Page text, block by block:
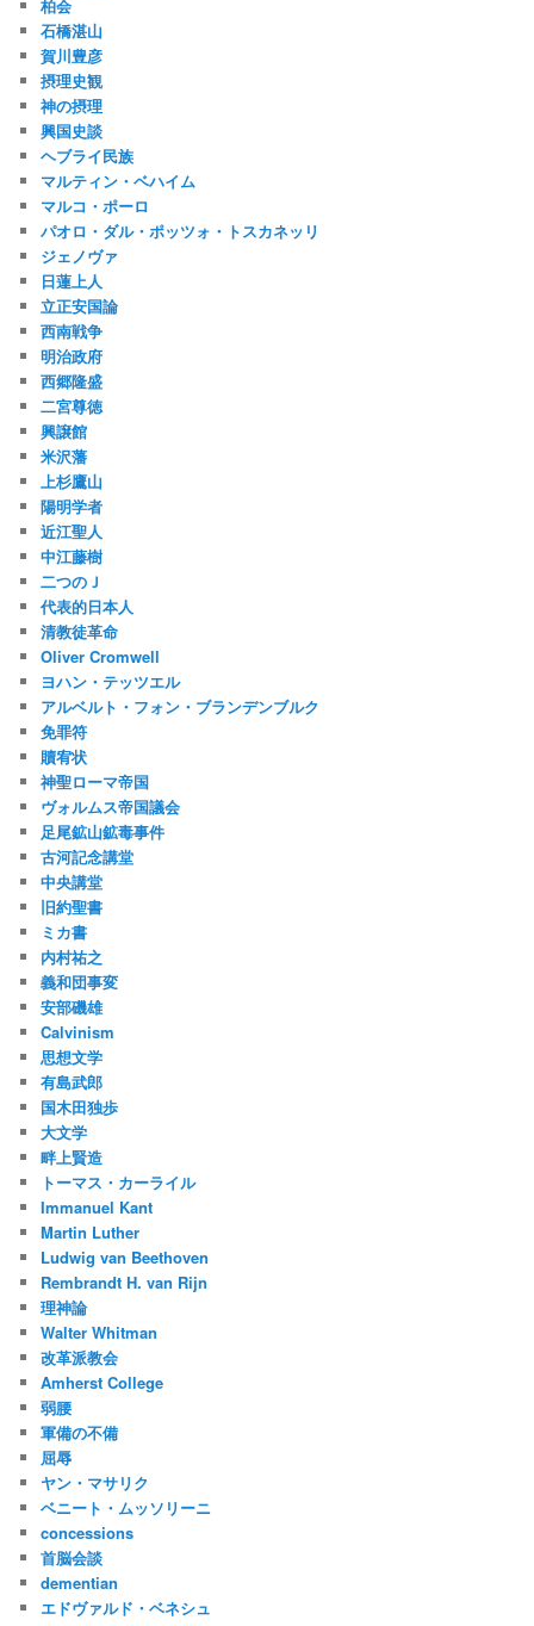
柏会
石橋湛山
賀川豊彦
摂理史観
神の摂理
興国史談
ヘブライ民族
マルティン・ベハイム
マルコ・ポーロ
パオロ・ダル・ポッツォ・トスカネッリ
ジェノヴァ
日蓮上人
立正安国論
西南戦争
明治政府
西郷隆盛
二宮尊徳
興譲館
米沢藩
上杉鷹山
陽明学者
近江聖人
中江藤樹
二つのＪ
代表的日本人
清教徒革命
Oliver Cromwell
ヨハン・テッツエル
アルベルト・フォン・ブランデンブルク
免罪符
贖宥状
神聖ローマ帝国
ヴォルムス帝国議会
足尾鉱山鉱毒事件
古河記念講堂
中央講堂
旧約聖書
ミカ書
内村祐之
義和団事変
安部磯雄
Calvinism
思想文学
有島武郎
国木田独歩
大文学
畔上賢造
トーマス・カーライル
Immanuel Kant
Martin Luther
Ludwig van Beethoven
Rembrandt H. van Rijn
理神論
Walter Whitman
改革派教会
Amherst College
弱腰
軍備の不備
屈辱
ヤン・マサリク
ベニート・ムッソリーニ
concessions
首脳会談
dementian
エドヴァルド・ベネシュ